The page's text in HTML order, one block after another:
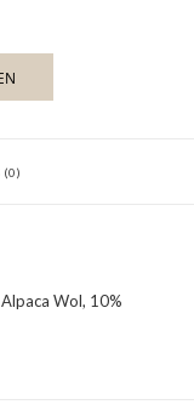
(0)
Wol, 10%